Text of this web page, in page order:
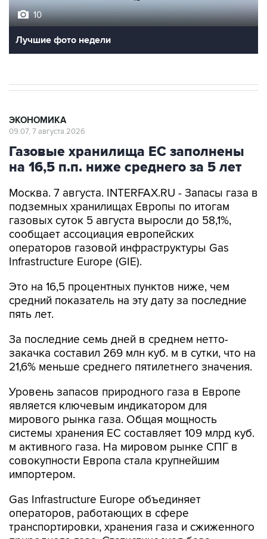
10
Лучшие фото недели
ЭКОНОМИКА
09:07, 7 августа 2026
Газовые хранилища ЕС заполнены
на 16,5 п.п. ниже среднего за 5 лет
Москва. 7 августа. INTERFAX.RU - Запасы газа в
подземных хранилищах Европы по итогам
газовых суток 5 августа выросли до 58,1%,
сообщает ассоциация европейских
операторов газовой инфраструктуры Gas
Infrastructure Europe (GIE).
Это на 16,5 процентных пунктов ниже, чем
средний показатель на эту дату за последние
пять лет.
За последние семь дней в среднем нетто-
закачка составил 269 млн куб. м в сутки, что на
21,6% меньше среднего пятилетнего значения.
Уровень запасов природного газа в Европе
является ключевым индикатором для
мирового рынка газа. Общая мощность
системы хранения ЕС составляет 109 млрд куб.
м активного газа. На мировом рынке СПГ в
совокупности Европа стала крупнейшим
импортером.
Gas Infrastructure Europe объединяет
операторов, работающих в сфере
транспортировки, хранения газа и сжиженного